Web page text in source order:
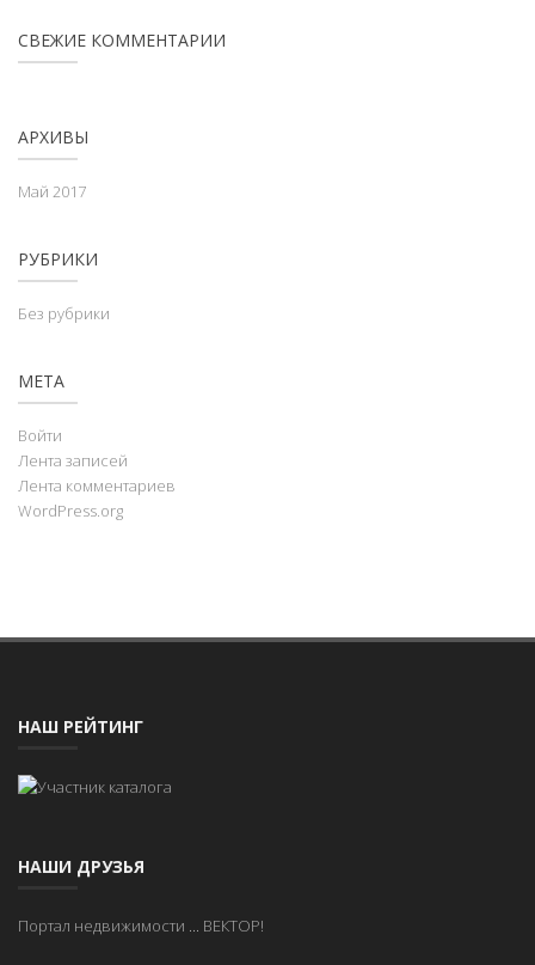
СВЕЖИЕ КОММЕНТАРИИ
АРХИВЫ
Май 2017
РУБРИКИ
Без рубрики
МЕТА
Войти
Лента записей
Лента комментариев
WordPress.org
НАШ РЕЙТИНГ
НАШИ ДРУЗЬЯ
Портал недвижимости ... ВЕКТОР!